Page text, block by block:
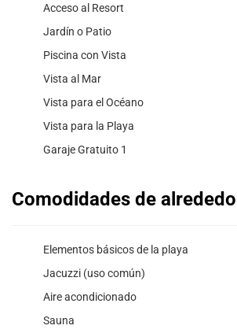
Acceso al Resort
Jardín o Patio
Piscina con Vista
Vista al Mar
Vista para el Océano
Vista para la Playa
Garaje Gratuito 1
Comodidades de
Elementos básicos de la playa
Jacuzzi (uso común)
Aire acondicionado
Sauna